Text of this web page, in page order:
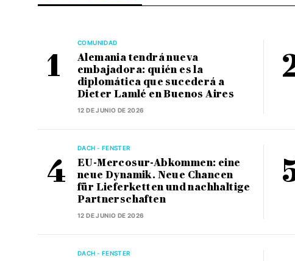
COMUNIDAD
Alemania tendrá nueva
embajadora: quién es la
diplomática que sucederá a
Dieter Lamlé en Buenos Aires
12 DE JUNIO DE 2026
DACH - FENSTER
EU-Mercosur-Abkommen: eine
neue Dynamik. Neue Chancen
für Lieferketten und nachhaltige
Partnerschaften
12 DE JUNIO DE 2026
DACH - FENSTER